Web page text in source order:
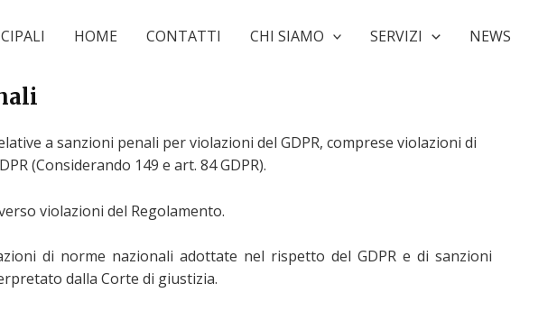
HOME CONTATTI CHI SIAMO SERVIZI NEWS
a sanzioni penali per violazioni del GDPR, comprese violazioni di
(Considerando 149 e art. 84 GDPR).
violazioni del Regolamento.
di norme nazionali adottate nel rispetto del GDPR e di sanzioni
dalla Corte di giustizia.